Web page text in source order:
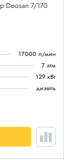
Doosan 7/170
17000 л/мин
7 атм
129 кВт
дизель